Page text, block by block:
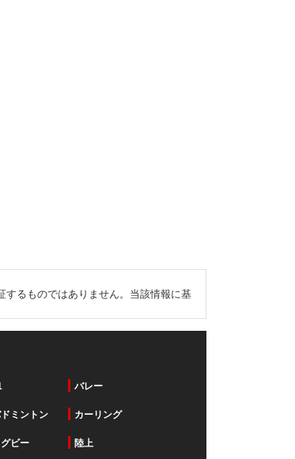
するものではありません。当該情報に基
バレー
ミントン カーリング
ビー 陸上